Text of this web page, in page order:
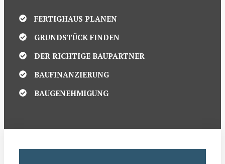
FERTIGHAUS PLANEN
GRUNDSTÜCK FINDEN
DER RICHTIGE BAUPARTNER
BAUFINANZIERUNG
BAUGENEHMIGUNG